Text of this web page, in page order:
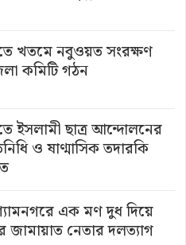
খতমে নবুওয়ত সংরক্ষণ
কমিটি গঠন
ইসলামী ছাত্র আন্দোলনের
ও ষাণ্মাসিক তদারকি
এক মণ দুধ দিয়ে
নেতার দলত্যাগ